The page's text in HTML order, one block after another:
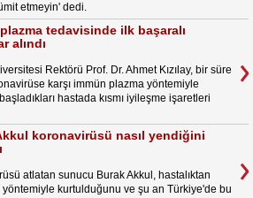
etmeyin' dedi.
tedavisinde ilk başaralı
alındı
Rektörü Prof. Dr. Ahmet Kızılay, bir süre
karşı immün plazma yöntemiyle
hastada kısmı iyileşme işaretleri
koronavirüsü nasıl yendiğini
atlatan sunucu Burak Akkul, hastalıktan
kurtulduğunu ve şu an Türkiye'de bu